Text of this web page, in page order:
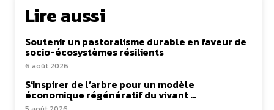
Lire aussi
Soutenir un pastoralisme durable en faveur de
socio-écosystèmes résilients
6 août 2026
S’inspirer de l’arbre pour un modèle
économique régénératif du vivant …